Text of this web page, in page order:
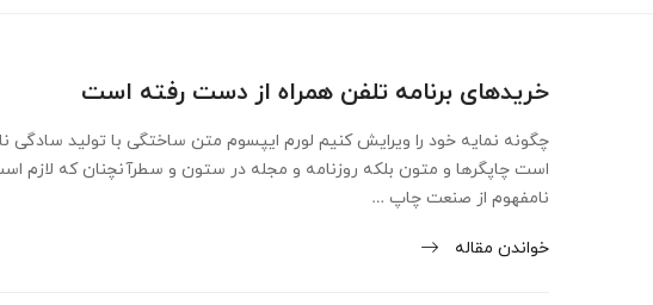
خریدهای برنامه تلفن همراه از دست رفته است
چگونه نمایه خود را ویرایش کنیم لورم ایپسوم متن ساختگی با تولید سادگی
است چاپگرها و متون بلکه روزنامه و مجله در ستون و سطرآنچنان که لازم
نامفهوم از صنعت چاپ …
خواندن مقاله